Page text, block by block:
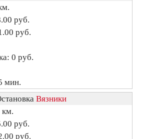
руб.
руб.
0 руб.
мин.
Вязники
км.
руб.
руб.